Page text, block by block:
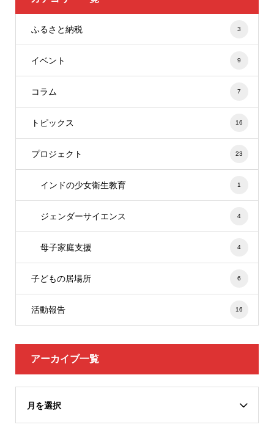
ふるさと納税 3
イベント 9
コラム 7
トピックス 16
プロジェクト 23
インドの少女衛生教育 1
ジェンダーサイエンス 4
母子家庭支援 4
子どもの居場所 6
活動報告 16
アーカイブ一覧
月を選択